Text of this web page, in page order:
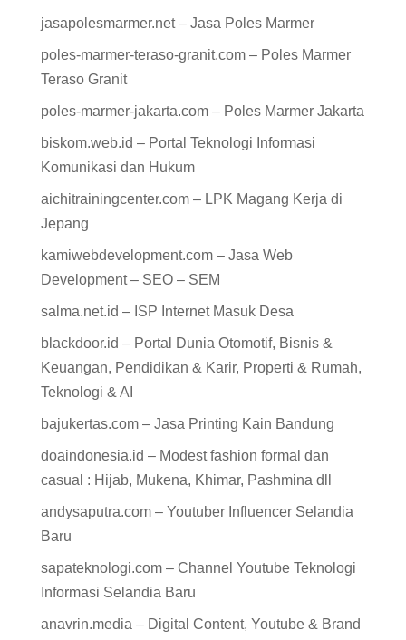
jasapolesmarmer.net – Jasa Poles Marmer
poles-marmer-teraso-granit.com – Poles Marmer
Teraso Granit
poles-marmer-jakarta.com – Poles Marmer Jakarta
biskom.web.id – Portal Teknologi Informasi
Komunikasi dan Hukum
aichitrainingcenter.com – LPK Magang Kerja di
Jepang
kamiwebdevelopment.com – Jasa Web
Development – SEO – SEM
salma.net.id – ISP Internet Masuk Desa
blackdoor.id – Portal Dunia Otomotif, Bisnis &
Keuangan, Pendidikan & Karir, Properti & Rumah,
Teknologi & AI
bajukertas.com – Jasa Printing Kain Bandung
doaindonesia.id – Modest fashion formal dan
casual : Hijab, Mukena, Khimar, Pashmina dll
andysaputra.com – Youtuber Influencer Selandia
Baru
sapateknologi.com – Channel Youtube Teknologi
Informasi Selandia Baru
anavrin.media – Digital Content, Youtube & Brand